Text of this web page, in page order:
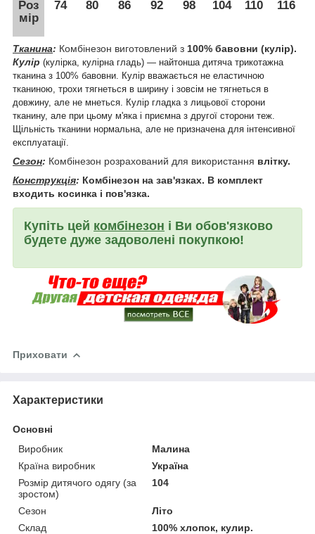
Роз
мір
74 80 86 92 98 104 110 116
Тканина: Комбінезон виготовлений з 100% бавовни (кулір).
Кулір (кулірка, кулірна гладь) ― найтонша дитяча трикотажна
тканина з 100% бавовни. Кулір вважається не еластичною
тканиною, трохи тягнеться в ширину і зовсім не тягнеться в
довжину, але не мнеться. Кулір гладка з лицьової сторони
тканину, але при цьому м'яка і приємна з другої сторони теж.
Щільність тканини нормальна, але не призначена для інтенсивної
експлуатації.
Сезон: Комбінезон розрахований для використання влітку.
Конструкція: Комбінезон на зав'язках. В комплект
входить косинка і пов'язка.
Купіть цей комбінезон і Ви обов'язково
будете дуже задоволені покупкою!
Приховати
Характеристики
Основні
Виробник
Малина
Країна виробник
Україна
Розмір дитячого одягу (за
зростом)
104
Сезон
Літо
Склад
100% хлопок, кулир.